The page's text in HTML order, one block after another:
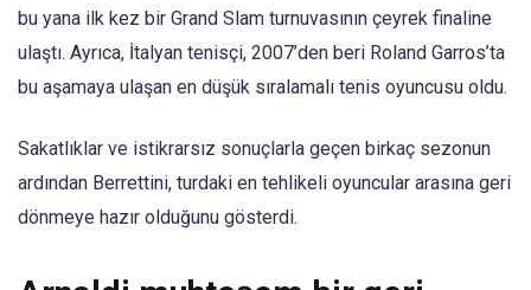
bu yana ilk kez bir Grand Slam turnuvasının çeyrek finaline
ulaştı. Ayrıca, İtalyan tenisçi, 2007’den beri Roland Garros’ta
bu aşamaya ulaşan en düşük sıralamalı tenis oyuncusu oldu.
Sakatlıklar ve istikrarsız sonuçlarla geçen birkaç sezonun
ardından Berrettini, turdaki en tehlikeli oyuncular arasına geri
dönmeye hazır olduğunu gösterdi.